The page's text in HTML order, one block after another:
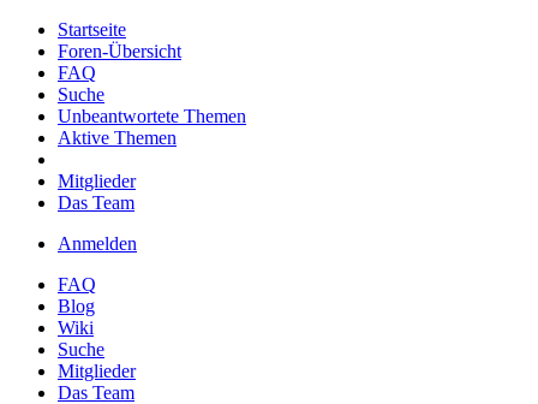
Startseite
Foren-Übersicht
FAQ
Suche
Unbeantwortete Themen
Aktive Themen
Mitglieder
Das Team
Anmelden
FAQ
Blog
Wiki
Suche
Mitglieder
Das Team